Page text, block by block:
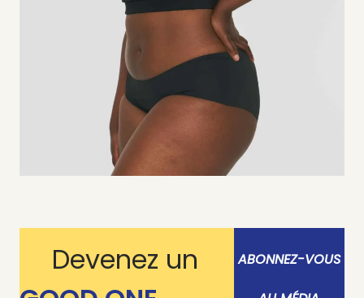
Devenez un
ABONNEZ-VOUS